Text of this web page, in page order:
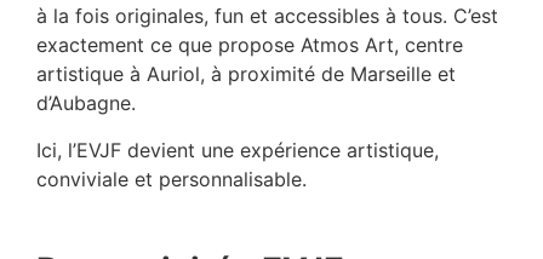
à la fois originales, fun et accessibles à tous. C’est
exactement ce que propose Atmos Art, centre
artistique à Auriol, à proximité de Marseille et
d’Aubagne.
Ici, l’EVJF devient une expérience artistique,
conviviale et personnalisable.